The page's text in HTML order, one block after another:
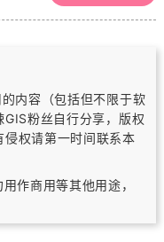
内容（包括但不限于软
粉丝自行分享，版权
侵权请第一时间联系本
作商用等其他用途，